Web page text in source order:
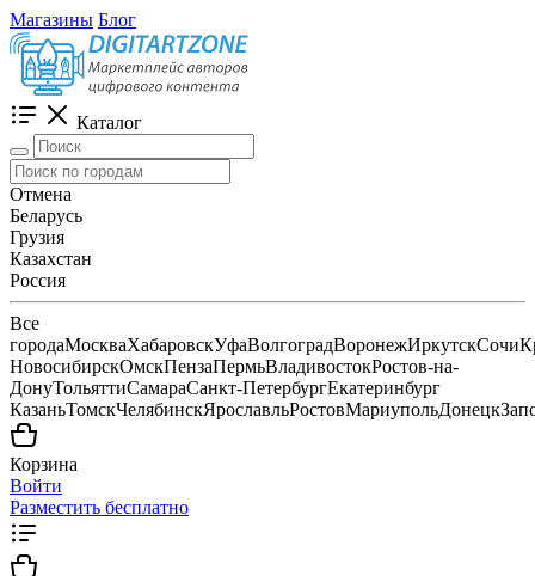
Магазины Блог
Каталог
Отмена
Беларусь
Грузия
Казахстан
Россия
Все
городаМоскваХабаровскУфаВолгоградВоронежИркутскСочи
НовосибирскОмскПензаПермьВладивостокРостов-на-
ДонуТольяттиСамараСанкт-ПетербургЕкатеринбург
КазаньТомскЧелябинскЯрославльРостовМариупольДонецк
Корзина
Войти
Разместить бесплатно